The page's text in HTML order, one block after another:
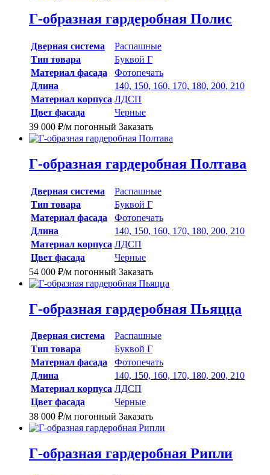
Г-образная гардеробная Полис
Дверная система
Распашные
Тип товара
Буквой Г
Материал фасада
Фотопечать
Длина
140, 150, 160, 170, 180, 200, 210
Материал корпуса ЛДСП
Цвет фасада
Черные
39 000 ₽/м погонный Заказать
Г-образная гардеробная Полтава
Дверная система
Распашные
Тип товара
Буквой Г
Материал фасада
Фотопечать
Длина
140, 150, 160, 170, 180, 200, 210
Материал корпуса ЛДСП
Цвет фасада
Черные
54 000 ₽/м погонный Заказать
Г-образная гардеробная Пьяцца
Дверная система
Распашные
Тип товара
Буквой Г
Материал фасада
Фотопечать
Длина
140, 150, 160, 170, 180, 200, 210
Материал корпуса ЛДСП
Цвет фасада
Черные
38 000 ₽/м погонный Заказать
Г-образная гардеробная Рипли